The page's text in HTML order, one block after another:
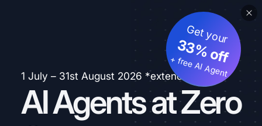
1 July – 31st August 2026 *extended
AI Agents at Zero
Get your
33% off
+ free AI Agent